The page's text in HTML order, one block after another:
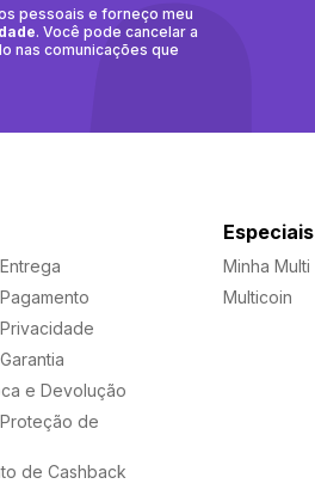
pessoais e forneço meu
. Você pode cancelar a
nas comunicações que
e Devolução
de
de Cashback
Especiais
Minha Multi
Multicoin